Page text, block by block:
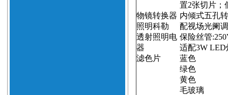
置2张切片；
物镜转换器 内倾式五孔
照明科勒
配视场光阑
透射照明电
器
保险丝管
适配3W LED
滤色片
蓝色
绿色
黄色
毛玻璃